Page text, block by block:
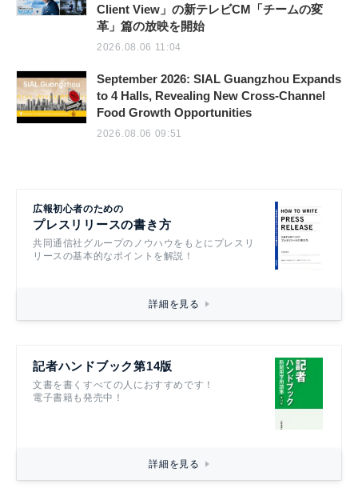
Client View」の新テレビCM「チームの変
革」篇の放映を開始
2026.08.06 11:04
September 2026: SIAL Guangzhou Expands
to 4 Halls, Revealing New Cross-Channel
Food Growth Opportunities
2026.08.06 09:51
広報初心者のための
プレスリリースの書き方
共同通信社グループのノウハウをもとにプレスリ
リースの基本的なポイントを解説！
詳細を見る
記者ハンドブック第14版
文書を書くすべての人におすすめです！
電子書籍も発売中！
詳細を見る